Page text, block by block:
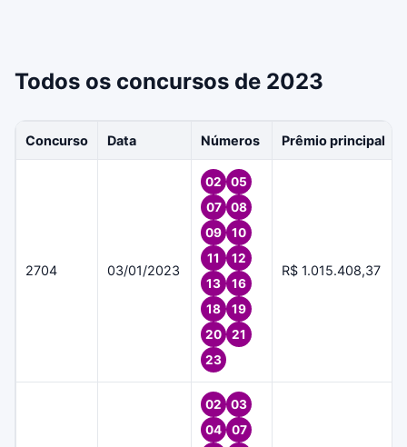
Todos os concursos de 2023
Concurso Data Números Prêmio principal
2704 03/01/2023
02
05
07
08
09
10
11
12
13
16
18
19
20
21
23
R$ 1.015.408,37
02
03
04
07